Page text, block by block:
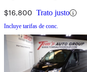
$16,800 Trato justo
Incluye tarifas de conc.